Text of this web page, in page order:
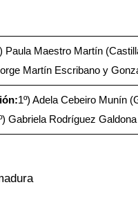
Paula Maestro Martín
Martín Escribano y
1º) Adela Cebeiro Munín
Gabriela Rodríguez